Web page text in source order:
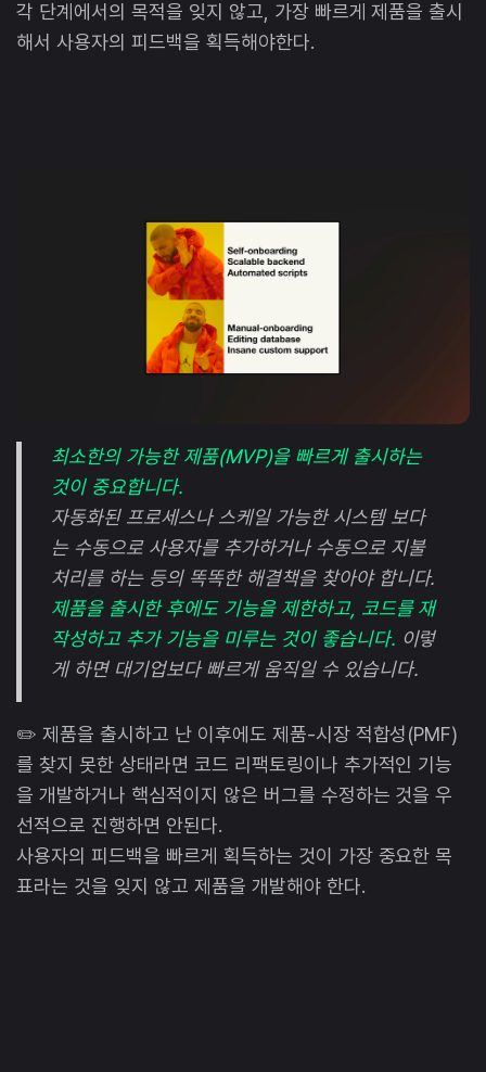
각 단계에서의 목적을 잊지 않고, 가장 빠르게 제품을 출시
해서 사용자의 피드백을 획득해야한다.
최소한의 가능한 제품(MVP)을 빠르게 출시하는
것이 중요합니다.
자동화된 프로세스나 스케일 가능한 시스템 보다
는 수동으로 사용자를 추가하거나 수동으로 지불
처리를 하는 등의 똑똑한 해결책을 찾아야 합니다.
제품을 출시한 후에도 기능을 제한하고, 코드를 재
작성하고 추가 기능을 미루는 것이 좋습니다. 이렇
게 하면 대기업보다 빠르게 움직일 수 있습니다.
✏️ 제품을 출시하고 난 이후에도 제품-시장 적합성(PMF)
를 찾지 못한 상태라면 코드 리팩토링이나 추가적인 기능
을 개발하거나 핵심적이지 않은 버그를 수정하는 것을 우
선적으로 진행하면 안된다.
사용자의 피드백을 빠르게 획득하는 것이 가장 중요한 목
표라는 것을 잊지 않고 제품을 개발해야 한다.